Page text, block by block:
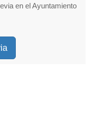
en el Ayuntamiento